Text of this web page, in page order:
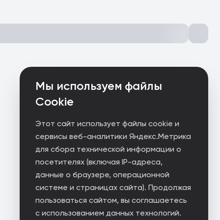
Мы используем файлы
Cookie
Этот сайт использует файлы cookie и
сервисы веб-аналитики Яндекс.Метрика
для сбора технической информации о
посетителях (включая IP-адреса,
данные о браузере, операционной
системе и страницах сайта). Продолжая
пользоваться сайтом, вы соглашаетесь
с использованием данных технологий.